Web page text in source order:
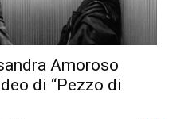
Amoroso
di “Pezzo di